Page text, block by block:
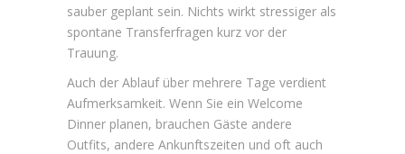
sauber geplant sein. Nichts wirkt stressiger als
spontane Transferfragen kurz vor der
Trauung.
Auch der Ablauf über mehrere Tage verdient
Aufmerksamkeit. Wenn Sie ein Welcome
Dinner planen, brauchen Gäste andere
Outfits, andere Ankunftszeiten und oft auch